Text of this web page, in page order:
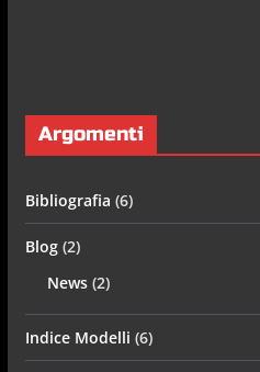
Argomenti
Bibliografia (6)
Blog(2)
News(2)
Indice Modelli (6)